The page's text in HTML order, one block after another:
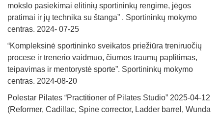
mokslo pasiekimai elitinių sportininkų rengime, jėgos
pratimai ir jų technika su štanga” . Sportininkų mokymo
centras. 2024- 07-25
“Kompleksinė sportininko sveikatos priežiūra treniruočių
procese ir trenerio vaidmuo, čiurnos traumų paplitimas,
teipavimas ir mentorystė sporte”. Sportininkų mokymo
centras. 2024-08-20
Polestar Pilates “Practitioner of Pilates Studio” 2025-04-12
(Reformer, Cadillac, Spine corrector, Ladder barrel, Wunda